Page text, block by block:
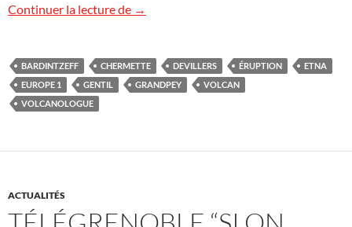
Continuer la lecture de L’Etna sur Europe 1
→
BARDINTZEFF CHERMETTE DEVILLERS ÉRUPTION
ETNA
EUROPE 1
GENTIL GRANDPEY
VOLCAN
VOLCANOLOGUE
ACTUALITÉS